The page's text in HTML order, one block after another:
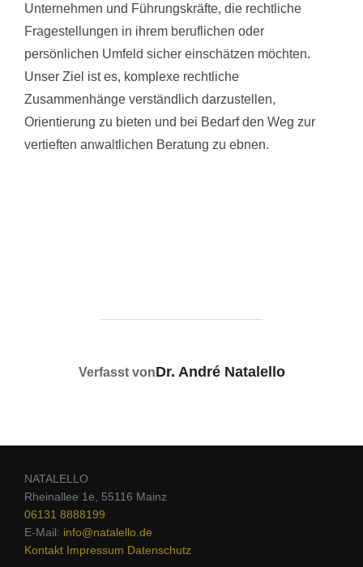
Unternehmen und Führungskräfte, die rechtliche
Fragestellungen in ihrem beruflichen oder
persönlichen Umfeld sicher einschätzen möchten.
Unser Ziel ist es, komplexe rechtliche
Zusammenhänge verständlich darzustellen,
Orientierung zu bieten und bei Bedarf den Weg zur
vertieften anwaltlichen Beratung zu ebnen.
BEITRAGSAUTOR
Verfasst vonDr. André Natalello
NATALELLO
Rheinallee 1e, 55116 Mainz
06131 8888199
E-Mail: info@natalello.de
Kontakt Impressum Datenschutz